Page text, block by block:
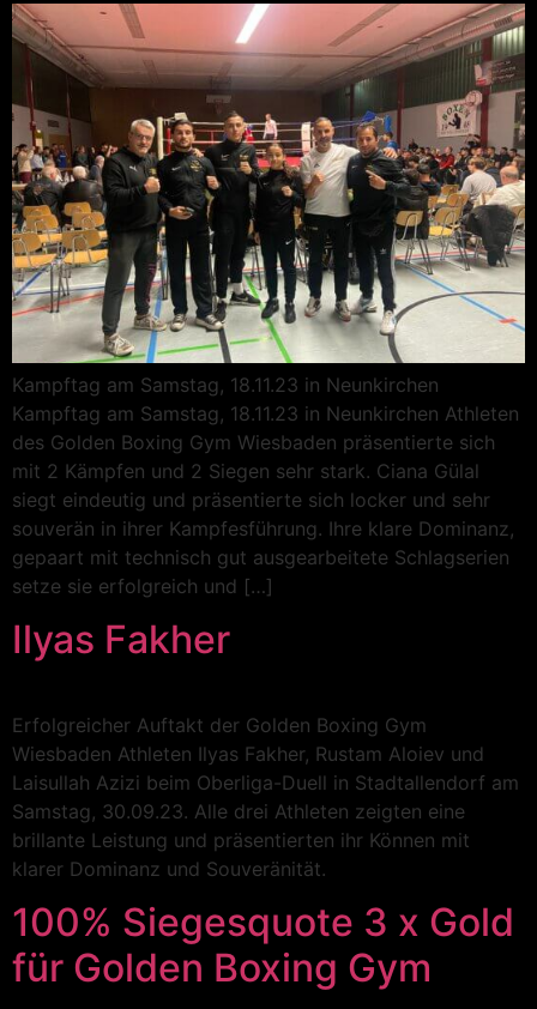
Kampftag am Samstag, 18.11.23 in Neunkirchen
Kampftag am Samstag, 18.11.23 in Neunkirchen Athleten
des Golden Boxing Gym Wiesbaden präsentierte sich
mit 2 Kämpfen und 2 Siegen sehr stark. Ciana Gülal
siegt eindeutig und präsentierte sich locker und sehr
souverän in ihrer Kampfesführung. Ihre klare Dominanz,
gepaart mit technisch gut ausgearbeitete Schlagserien
setze sie erfolgreich und […]
Ilyas Fakher
Erfolgreicher Auftakt der Golden Boxing Gym
Wiesbaden Athleten Ilyas Fakher, Rustam Aloiev und
Laisullah Azizi beim Oberliga-Duell in Stadtallendorf am
Samstag, 30.09.23. Alle drei Athleten zeigten eine
brillante Leistung und präsentierten ihr Können mit
klarer Dominanz und Souveränität.
100% Siegesquote 3 x Gold
für Golden Boxing Gym